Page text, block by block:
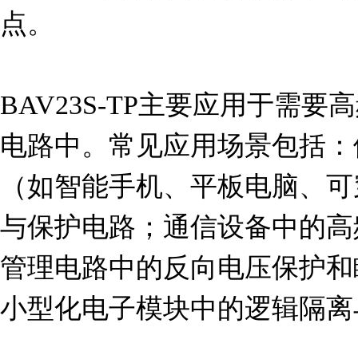
点。
BAV23S-TP主要应用于需要
电路中。常见应用场景包括
（如智能手机、平板电脑、
与保护电路；通信设备中的
管理电路中的反向电压保护
小型化电子模块中的逻辑隔